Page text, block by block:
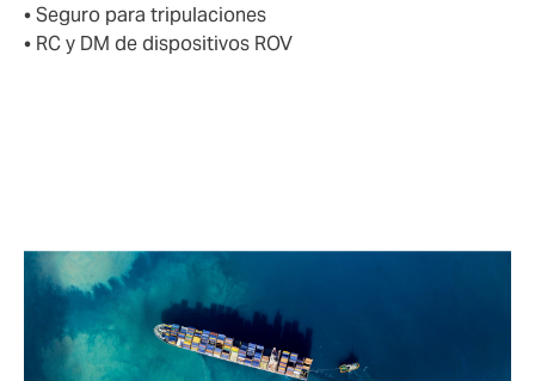
• Seguro para tripulaciones
• RC y DM de dispositivos ROV